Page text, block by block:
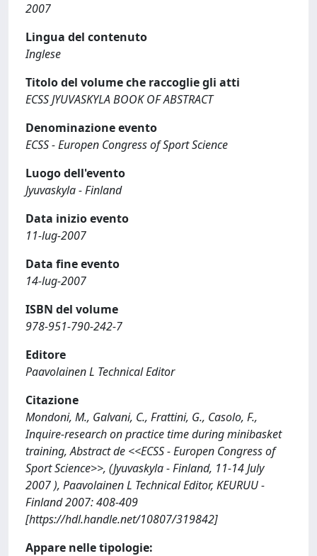
2007
Lingua del contenuto
Inglese
Titolo del volume che raccoglie gli atti
ECSS JYUVASKYLA BOOK OF ABSTRACT
Denominazione evento
ECSS - Europen Congress of Sport Science
Luogo dell'evento
Jyuvaskyla - Finland
Data inizio evento
11-lug-2007
Data fine evento
14-lug-2007
ISBN del volume
978-951-790-242-7
Editore
Paavolainen L Technical Editor
Citazione
Mondoni, M., Galvani, C., Frattini, G., Casolo, F.,
Inquire-research on practice time during minibasket
training, Abstract de <<ECSS - Europen Congress of
Sport Science>>, (Jyuvaskyla - Finland, 11-14 July
2007 ), Paavolainen L Technical Editor, KEURUU -
Finland 2007: 408-409
[https://hdl.handle.net/10807/319842]
Appare nelle tipologie: